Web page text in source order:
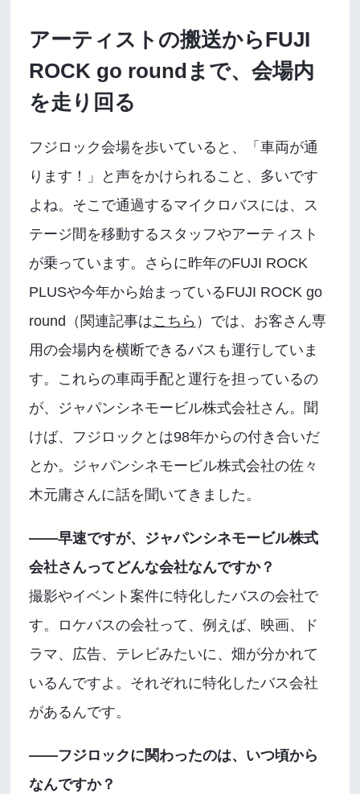
アーティストの搬送からFUJI
ROCK go roundまで、会場内
を走り回る
フジロック会場を歩いていると、「車両が通
ります！」と声をかけられること、多いです
よね。そこで通過するマイクロバスには、ス
テージ間を移動するスタッフやアーティスト
が乗っています。さらに昨年のFUJI ROCK
PLUSや今年から始まっているFUJI ROCK go
round（関連記事はこちら ）では、お客さん専
用の会場内を横断できるバスも運行していま
す。これらの車両手配と運行を担っているの
が、ジャパンシネモービル株式会社さん。聞
けば、フジロックとは98年からの付き合いだ
とか。ジャパンシネモービル株式会社の佐々
木元庸さんに話を聞いてきました。
――早速ですが、ジャパンシネモービル株式
会社さんってどんな会社なんですか？
撮影やイベント案件に特化したバスの会社で
す。ロケバスの会社って、例えば、映画、ド
ラマ、広告、テレビみたいに、畑が分かれて
いるんですよ。それぞれに特化したバス会社
があるんです。
――フジロックに関わったのは、いつ頃から
なんですか？